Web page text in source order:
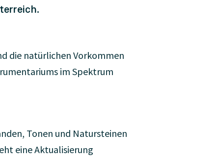
die natürlichen Vorkommen
im Spektrum
Tonen und Natursteinen
eine Aktualisierung